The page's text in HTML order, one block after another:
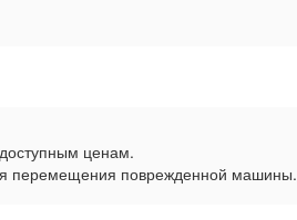
ценам.
перемещения поврежденной машины.